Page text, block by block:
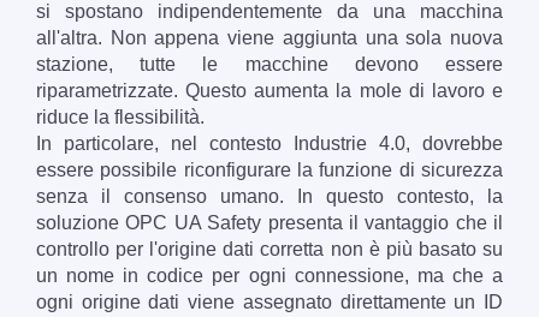
si spostano indipendentemente da una macchina
all'altra. Non appena viene aggiunta una sola nuova
stazione, tutte le macchine devono essere
riparametrizzate. Questo aumenta la mole di lavoro e
riduce la flessibilità.
In particolare, nel contesto Industrie 4.0, dovrebbe
essere possibile riconfigurare la funzione di sicurezza
senza il consenso umano. In questo contesto, la
soluzione OPC UA Safety presenta il vantaggio che il
controllo per l'origine dati corretta non è più basato su
un nome in codice per ogni connessione, ma che a
ogni origine dati viene assegnato direttamente un ID